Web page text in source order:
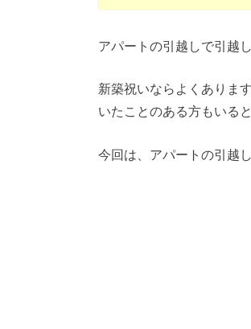
アパートの引越しで引越
新築祝いならよくありま
いたことのある方もいる
今回は、アパートの引越